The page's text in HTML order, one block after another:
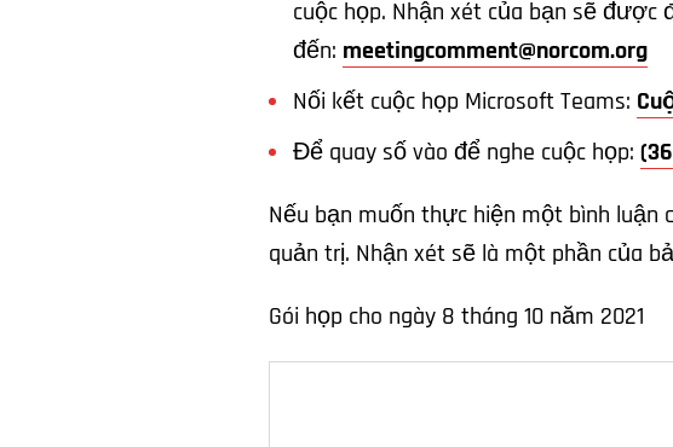
cuộc họp. Nhận xét của bạn sẽ được
đến: meetingcomment@norcom.org
Nối kết cuộc họp Microsoft Teams:
Để quay số vào để nghe cuộc họp:
Nếu bạn muốn thực hiện một bình luận
quản trị. Nhận xét sẽ là một phần của
Gói họp cho ngày 8 tháng 10 năm 2021